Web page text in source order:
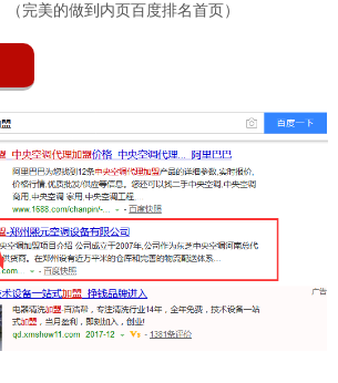
（完美的做到内页百度排名首页）